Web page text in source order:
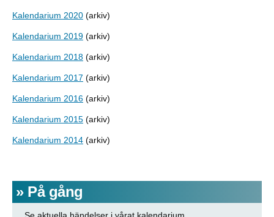
Kalendarium 2020 (arkiv)
Kalendarium 2019 (arkiv)
Kalendarium 2018 (arkiv)
Kalendarium 2017 (arkiv)
Kalendarium 2016 (arkiv)
Kalendarium 2015 (arkiv)
Kalendarium 2014 (arkiv)
På gång
Se aktuella händelser i vårat kalendarium.